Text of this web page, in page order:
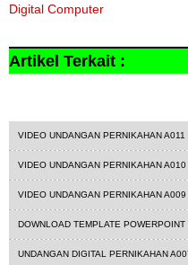
Digital Computer
Artikel Terkait :
VIDEO UNDANGAN PERNIKAHAN A011
VIDEO UNDANGAN PERNIKAHAN A010
VIDEO UNDANGAN PERNIKAHAN A009
DOWNLOAD TEMPLATE
UNDANGAN DIGITAL PERNIKAHAN